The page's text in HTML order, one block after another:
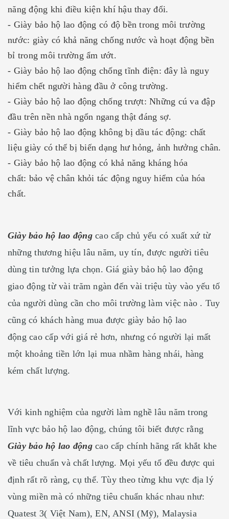
năng động khi điều kiện khí hậu thay đổi.
- Giày bảo hộ lao động có độ bền trong môi trường
nước: giày có khả năng chống nước và hoạt động bền
bỉ trong môi trường ẩm ướt.
- Giày bảo hộ lao động chống tĩnh điện: đây là nguy
hiểm chết người hàng đầu ở công trường.
- Giày bảo hộ lao động chống trượt: Những cú va đập
đầu trên nền nhà ngổn ngang thật đáng sợ.
- Giày bảo hộ lao động không bị dầu tác động: chất
liệu giày có thể bị biến dạng hư hỏng, ảnh hưởng chân.
- Giày bảo hộ lao động có khả năng kháng hóa
chất: bảo vệ chân khỏi tác động nguy hiểm của hóa
chất.
Giày bảo hộ lao độngcao cấp chủ yếu có xuất xứ từ
những thương hiệu lâu năm, uy tín, được người tiêu
dùng tin tưởng lựa chọn. Giá giày bảo hộ lao động
giao động từ vài trăm ngàn đến vài triệu tùy vào yếu tố
của người dùng cần cho môi trường làm việc nào . Tuy
cũng có khách hàng mua được giày bảo hộ lao
động cao cấp với giá rẻ hơn, nhưng có người lại mất
một khoảng tiền lớn lại mua nhầm hàng nhái, hàng
kém chất lượng.
Với kinh nghiệm của người làm nghề lâu năm trong
lĩnh vực bảo hộ lao động, chúng tôi biết được rằng
Giày bảo hộ lao độngcao cấp chính hãng rất khắt khe
về tiêu chuẩn và chất lượng. Mọi yếu tố đều được qui
định rất rõ ràng, cụ thể. Tùy theo từng khu vực địa lý
vùng miền mà có những tiêu chuẩn khác nhau như:
Quatest 3( Việt Nam), EN, ANSI (Mỹ), Malaysia